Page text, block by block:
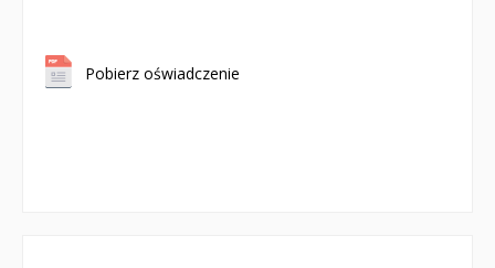
Pobierz oświadczenie